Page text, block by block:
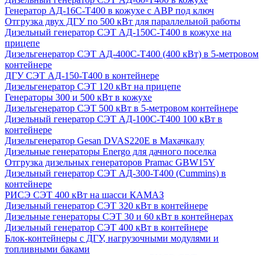
Генератор АД-16С-Т400 в кожухе с АВР под ключ
Отгрузка двух ДГУ по 500 кВт для параллельной работы
Дизельный генератор СЭТ АД-150С-Т400 в кожухе на
прицепе
Дизельгенератор СЭТ АД-400С-Т400 (400 кВт) в 5-метровом
контейнере
ДГУ СЭТ АД-150-Т400 в контейнере
Дизельгенератор СЭТ 120 кВт на прицепе
Генераторы 300 и 500 кВт в кожухе
Дизельгенератор СЭТ 500 кВт в 5-метровом контейнере
Дизельный генератор СЭТ АД-100С-Т400 100 кВт в
контейнере
Дизельгенератор Gesan DVAS220E в Махачкалу
Дизельные генераторы Energo для дачного поселка
Отгрузка дизельных генераторов Pramac GВW15Y
Дизельный генератор СЭТ АД-300-Т400 (Cummins) в
контейнере
РИСЭ СЭТ 400 кВт на шасси КАМАЗ
Дизельный генератор СЭТ 320 кВт в контейнере
Дизельные генераторы СЭТ 30 и 60 кВт в контейнерах
Дизельный генератор СЭТ 400 кВт в контейнере
Блок-контейнеры с ДГУ, нагрузочными модулями и
топливными баками